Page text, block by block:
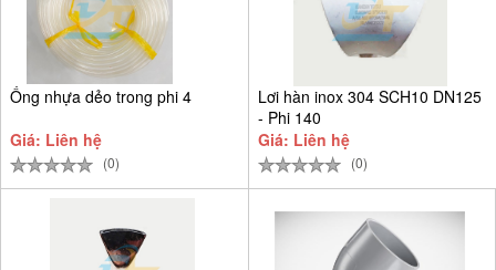
Ống nhựa dẻo trong phi 4
Giá: Liên hệ
(0)
Lơi hàn inox 304 SCH10 DN125
- Phi 140
Giá: Liên hệ
(0)